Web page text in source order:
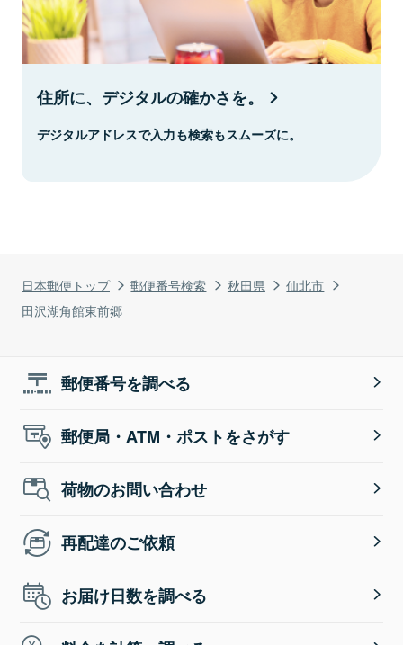
日本郵便トップ 郵便番号検索 秋田県
仙北市
田沢湖角館東前郷
住所に、デジタルの確かさを。
デジタルアドレスで入力も検索もスムーズに。
郵便番号を調べる
郵便局・ATM・ポストをさがす
荷物のお問い合わせ
再配達のご依頼
お届け日数を調べる